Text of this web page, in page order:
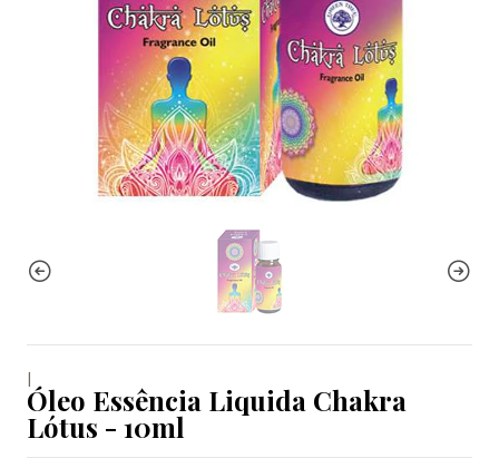
|
Óleo Essência Liquida Chakra
Lótus - 10ml